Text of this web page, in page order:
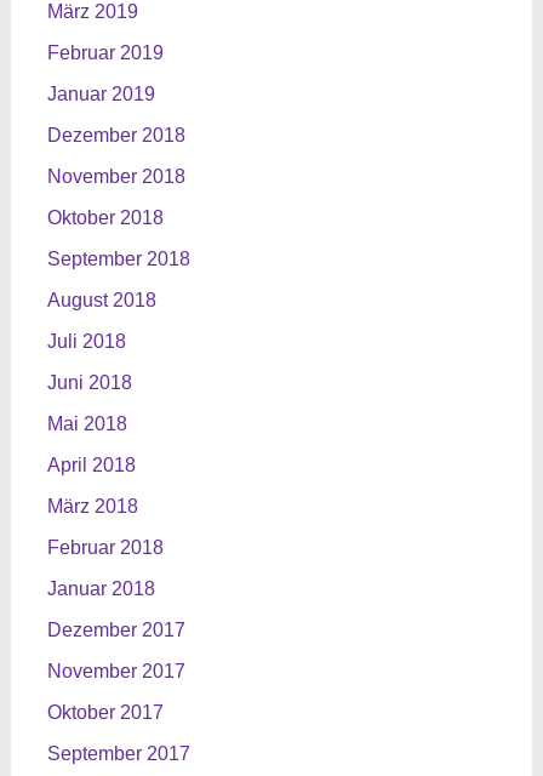
März 2019
Februar 2019
Januar 2019
Dezember 2018
November 2018
Oktober 2018
September 2018
August 2018
Juli 2018
Juni 2018
Mai 2018
April 2018
März 2018
Februar 2018
Januar 2018
Dezember 2017
November 2017
Oktober 2017
September 2017